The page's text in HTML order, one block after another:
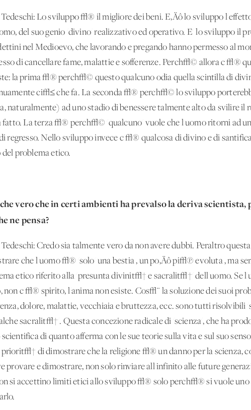
Lo sviluppo √® il migliore dei beni. E‚Äô lo sviluppo
del suo genio 'divino' realizzativo ed operativo. E' lo sviluppo il
nel Medioevo, che lavorando e pregando hanno permesso al
di cancellare fame, malattie e sofferenze. Perch√© allora c'√®
la prima √® perch√© questo qualcuno odia quella scintilla di
ci√≤ che fa. La seconda √® perch√© lo sviluppo
naturalmente) ad uno stadio di benessere talmente alto da svilire
fatto. La terza √® perch√© 'qualcuno' vuole che l'uomo ritorni ad
regresso. Nello sviluppo invece c'√® qualcosa di divino e di
problema etico.
vero che in certi ambienti ha prevalso la deriva
ne pensa?
Credo sia talmente vero da non avere dubbi. Peraltro
che l'uomo √® 'solo' una bestia , un po‚Äô pi√π evoluta , ma
etico riferito alla 'presunta divinit√† e sacralit√†' dell'uomo. Se
non c'√® spirito, l'anima non esiste. Cos√¨ la soluzione dei suoi
dolore, malattie, vecchiaia e bruttezza, ecc. sono tutti
sacralit√†'. Questa concezione radicale di 'scienza', che ha
scientifica di quanto afferma con le sue teorie sulla vita e sul suo
priorit√† di dimostrare che la religione √® un danno per la scienza,
provare e dimostrare, non solo rinviare all'infinito alle future
si accettino limiti etici allo sviluppo √® solo perch√® si vuole uno